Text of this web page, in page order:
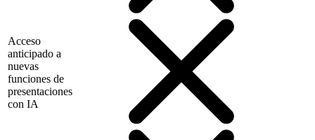
Acceso
anticipado a
nuevas
funciones de
presentaciones
con IA